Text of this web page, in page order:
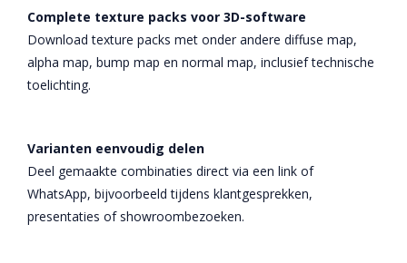
Complete texture packs voor 3D-software
Download texture packs met onder andere diffuse map,
alpha map, bump map en normal map, inclusief technische
toelichting.
Varianten eenvoudig delen
Deel gemaakte combinaties direct via een link of
WhatsApp, bijvoorbeeld tijdens klantgesprekken,
presentaties of showroombezoeken.